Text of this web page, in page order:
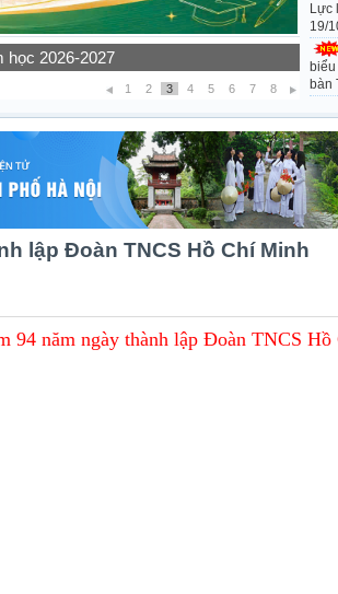
hiện các hoạt động giáo dục năm
1 2 3 4 5 6 7 8
Lực
19/
bàn
lập Đoàn TNCS Hồ Chí Minh
94 năm ngày thành lập Đoàn TNCS